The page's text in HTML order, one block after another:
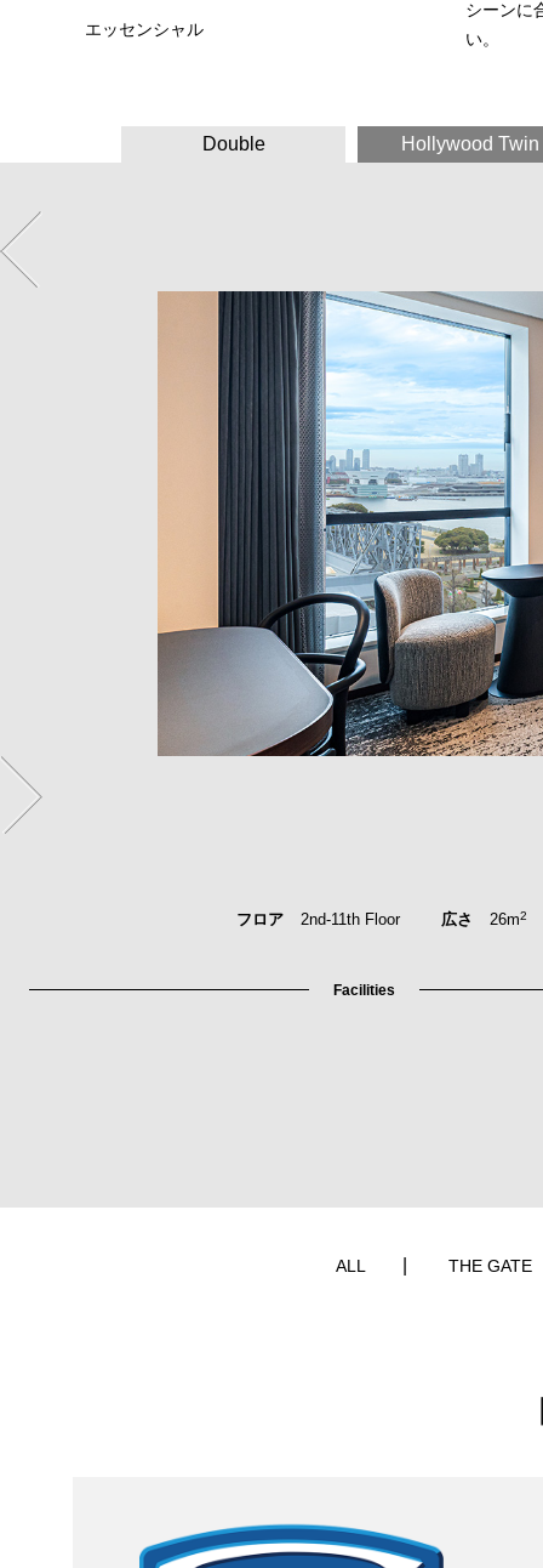
エッセンシャル
シーンに
い。
Double Hollywood Twin
フロア 2nd-11th Floor 広さ 26m2
Facilities
2
Facilities
Facilities
ALL THE GATE